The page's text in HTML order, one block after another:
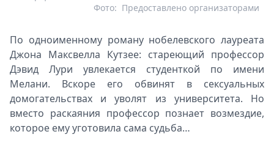
Предоставлено организаторами
Фото:
По одноименному роману нобелевского лауреата
Джона Максвелла Кутзее: стареющий профессор
Дэвид Лури увлекается студенткой по имени
Мелани. Вскоре его обвинят в сексуальных
домогательствах и уволят из университета. Но
вместо раскаяния профессор познает возмездие,
которое ему уготовила сама судьба…